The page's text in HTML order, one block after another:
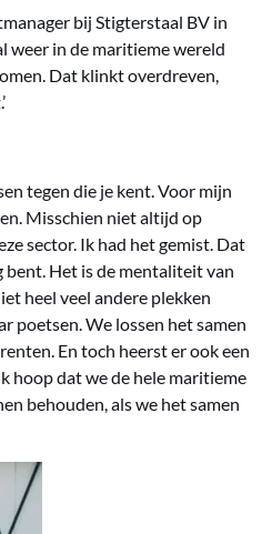
bij Stigterstaal BV in
weer in de maritieme wereld
Dat klinkt overdreven,
tegen die je kent. Voor mijn
Misschien niet altijd op
sector. Ik had het gemist. Dat
bent. Het is de mentaliteit van
heel veel andere plekken
poetsen. We lossen het samen
En toch heerst er ook een
hoop dat we de hele maritieme
behouden, als we het samen